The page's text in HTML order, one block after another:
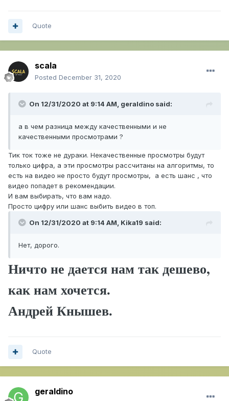
Quote
scala
Posted December 31, 2020
On 12/31/2020 at 9:14 AM, geraldino said:
а в чем разница между качественными и не
качественными просмотрами ?
Тик ток тоже не дураки. Некачественные просмотры будут
только цифра, а эти просмотры рассчитаны на алгоритмы, то
есть на видео не просто будут просмотры, а есть шанс , что
видео попадет в рекомендации.
И вам выбирать, что вам надо.
Просто цифру или шанс выбить видео в топ.
On 12/31/2020 at 9:14 AM, Kika19 said:
Нет, дорого.
Ничто не дается нам так дешево,
как нам хочется.
Андрей Кнышев.
Quote
geraldino